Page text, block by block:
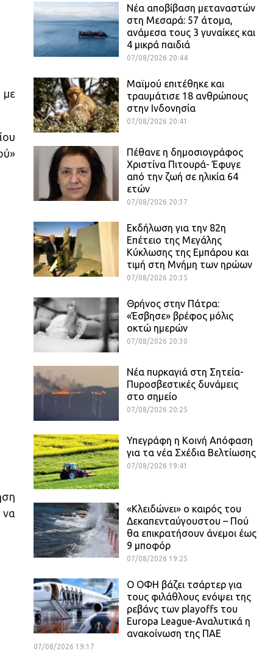
με
να
Νέα αποβίβαση μεταναστών
στη Μεσαρά: 57 άτομα,
ανάμεσα τους 3 γυναίκες και
4 μικρά παιδιά
07/08/2026 20:44
Μαϊμού επιτέθηκε και
τραυμάτισε 18 ανθρώπους
στην Ινδονησία
07/08/2026 20:41
Πέθανε η δημοσιογράφος
Χριστίνα Πιτουρά- Έφυγε
από την ζωή σε ηλικία 64
ετών
07/08/2026 20:37
Εκδήλωση για την 82η
Επέτειο της Μεγάλης
Κύκλωσης της Εμπάρου και
τιμή στη Μνήμη των ηρώων
07/08/2026 20:35
Θρήνος στην Πάτρα:
«Έσβησε» βρέφος μόλις
οκτώ ημερών
07/08/2026 20:30
Νέα πυρκαγιά στη Σητεία-
Πυροσβεστικές δυνάμεις
στο σημείο
07/08/2026 20:25
Υπεγράφη η Κοινή Απόφαση
για τα νέα Σχέδια Βελτίωσης
07/08/2026 19:41
«Κλειδώνει» ο καιρός του
Δεκαπενταύγουστου – Πού
θα επικρατήσουν άνεμοι έως
9 μποφόρ
07/08/2026 19:25
Ο ΟΦΗ βάζει τσάρτερ για
τους φιλάθλους ενόψει της
ρεβάνς των playoffs του
Europa League-Αναλυτικά η
ανακοίνωση της ΠΑΕ
07/08/2026 19:17